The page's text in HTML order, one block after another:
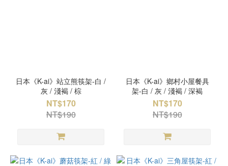
日本《K-ai》站立熊筷架-白 /
灰 / 淺褐 / 棕
NT$170
NT$190
日本《K-ai》鄉村小屋餐具
架-白 / 灰 / 淺褐 / 深褐
NT$170
NT$190